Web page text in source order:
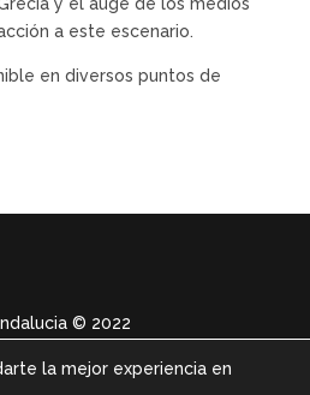
a este escenario.
en diversos puntos de
© 2022
la mejor experiencia en